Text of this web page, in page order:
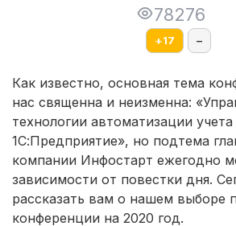
78276
+17 –
Как известно, основная тема
нас священна и неизменна:
технологии автоматизации
1С:Предприятие», но подтема
компании Инфостарт ежегодно
зависимости от повестки дня.
рассказать вам о нашем выборе
конференции на 2020 год.